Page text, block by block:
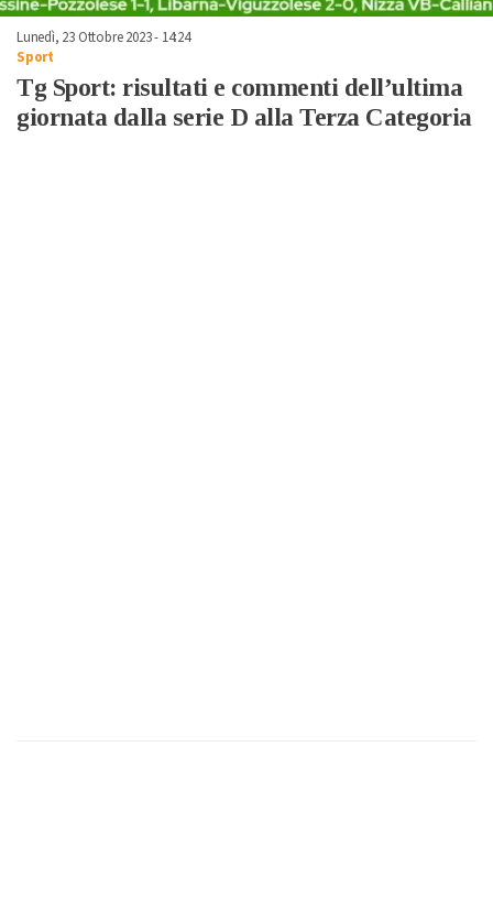
Lunedì, 23 Ottobre 2023 - 14:24
Sport
Tg Sport: risultati e commenti dell’ultima
giornata dalla serie D alla Terza Categoria